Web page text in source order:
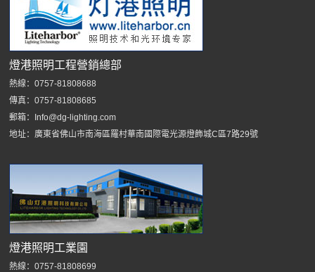
燈港照明工程營銷總部
熱線：0757-81808688
傳真：0757-81808685
郵箱：Info@dg-lighting.com
地址：廣東省佛山市南海區羅村華南國際電光源燈飾城C區7路29號
燈港照明工業園
熱線：0757-81808699